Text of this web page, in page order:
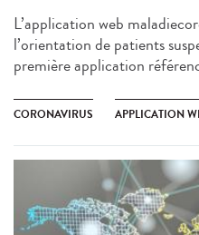
L’application web
l’orientation de patients
première application
CORONAVIRUS APPLICATION